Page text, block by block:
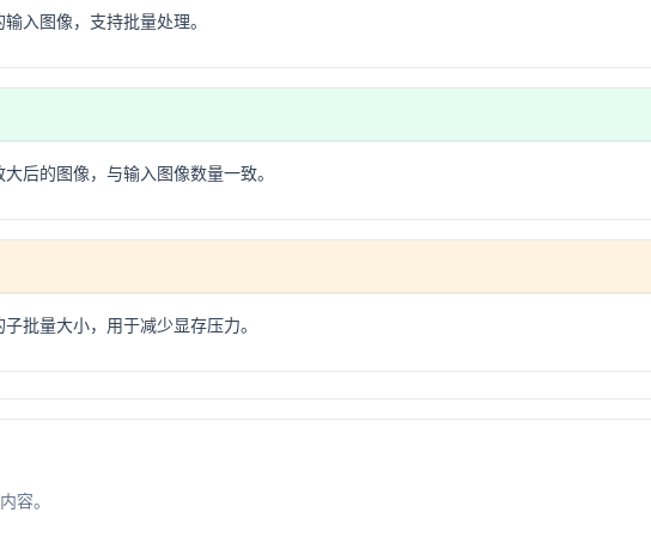
入图像，支持批量处理。
后的图像，与输入图像数量一致。
批量大小，用于减少显存压力。
容。